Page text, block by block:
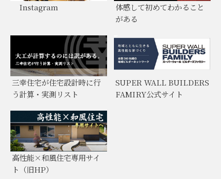
Instagram
体感して初めてわかること
がある
三幸住宅が住宅設計時に行
う計算・実測リスト
SUPER WALL BUILDERS
FAMIRY公式サイト
高性能×和風住宅専用サイ
ト（旧HP）